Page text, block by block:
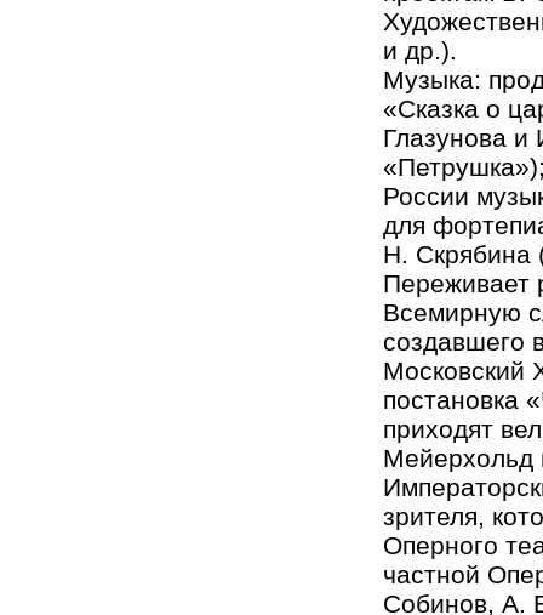
и др.).
Музыка:
«Сказка о
Глазунова
России
для
Н. Скрябина
Переживает
Всемирную
создавшего
Московский
постановка
приходят
Мейерхольд
зрителя,
Оперного
частной
Собинов, А.